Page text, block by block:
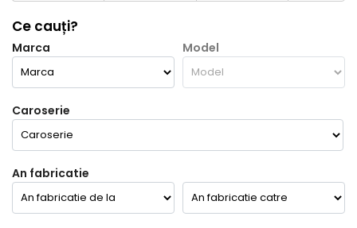
Ce cauți?
Marca Model
Caroserie
An fabricatie